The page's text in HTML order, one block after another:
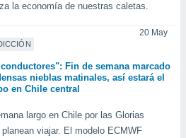
la economía de nuestras caletas.
20 May
Fin de semana marcado
nieblas matinales, así estará el
en Chile central
largo en Chile por las Glorias
viajar. El modelo ECMWF